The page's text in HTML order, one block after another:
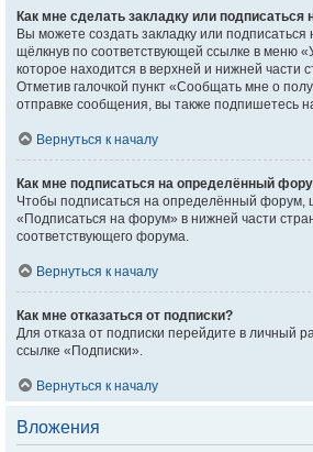
Как мне сделать закладку или
Вы можете создать закладку или
щёлкнув по соответствующей ссылке в меню
которое находится в верхней и нижней части
Отметив галочкой пункт «Сообщать мне о
отправке сообщения, вы также подпишетесь
Вернуться к началу
Как мне подписаться на определённый
Чтобы подписаться на определённый форум,
«Подписаться на форум» в нижней части
соответствующего форума.
Вернуться к началу
Как мне отказаться от подписки?
Для отказа от подписки перейдите в личный
ссылке «Подписки».
Вернуться к началу
Вложения